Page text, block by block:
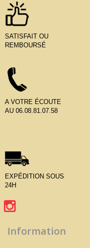
SATISFAIT OU
REMBOURSÉ
A VOTRE ÉCOUTE
AU 06.08.81.07.58
EXPÉDITION SOUS
24H
Information